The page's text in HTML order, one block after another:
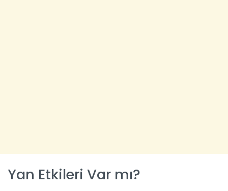
Yan Etkileri Var mı?